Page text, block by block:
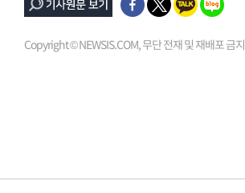
Copyright © NEWSIS.COM, 무단 전재 및 재배포 금지